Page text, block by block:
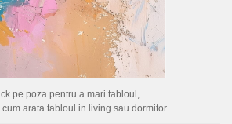
pe poza pentru a mari tabloul,
cum arata tabloul in living sau dormitor.